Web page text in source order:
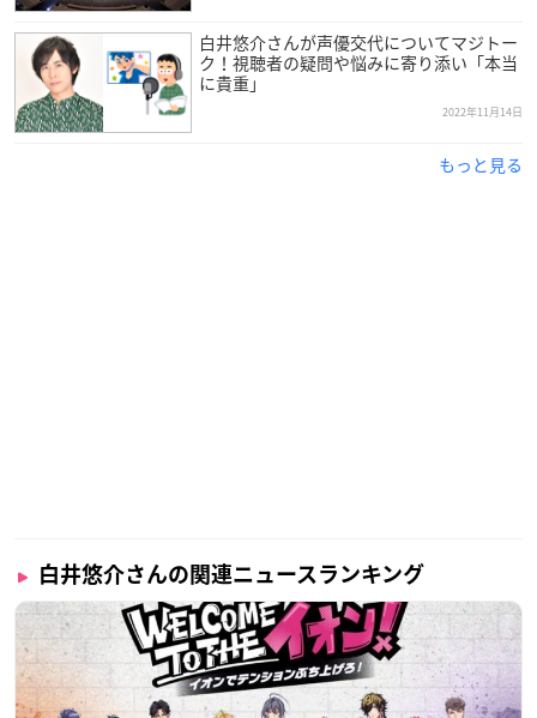
白井悠介さんが声優交代についてマジトー
ク！視聴者の疑問や悩みに寄り添い「本当
に貴重」
2022年11月14日
もっと見る
白井悠介さんの関連ニュースランキング